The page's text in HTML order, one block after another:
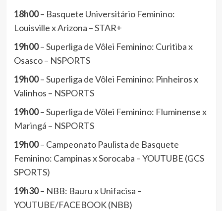
18h00– Basquete Universitário Feminino:
Louisville x Arizona – STAR+
19h00– Superliga de Vôlei Feminino: Curitiba x
Osasco – NSPORTS
19h00– Superliga de Vôlei Feminino: Pinheiros x
Valinhos – NSPORTS
19h00– Superliga de Vôlei Feminino: Fluminense x
Maringá – NSPORTS
19h00– Campeonato Paulista de Basquete
Feminino: Campinas x Sorocaba – YOUTUBE (GCS
SPORTS)
19h30– NBB: Bauru x Unifacisa –
YOUTUBE/FACEBOOK (NBB)